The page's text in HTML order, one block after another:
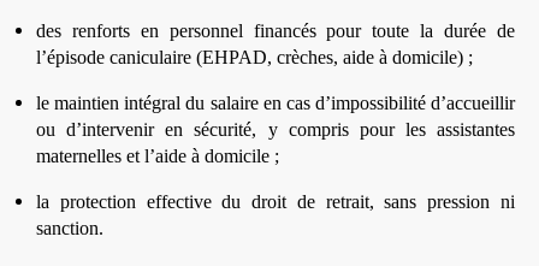
des renforts en personnel financés pour toute la durée de
l’épisode caniculaire (EHPAD, crèches, aide à domicile) ;
le maintien intégral du salaire en cas d’impossibilité d’accueillir
ou d’intervenir en sécurité, y compris pour les assistantes
maternelles et l’aide à domicile ;
la protection effective du droit de retrait, sans pression ni
sanction.